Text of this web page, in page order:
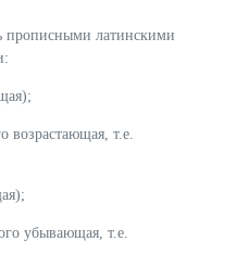
прописными латинскими
т.е.
убывающая, т.е.